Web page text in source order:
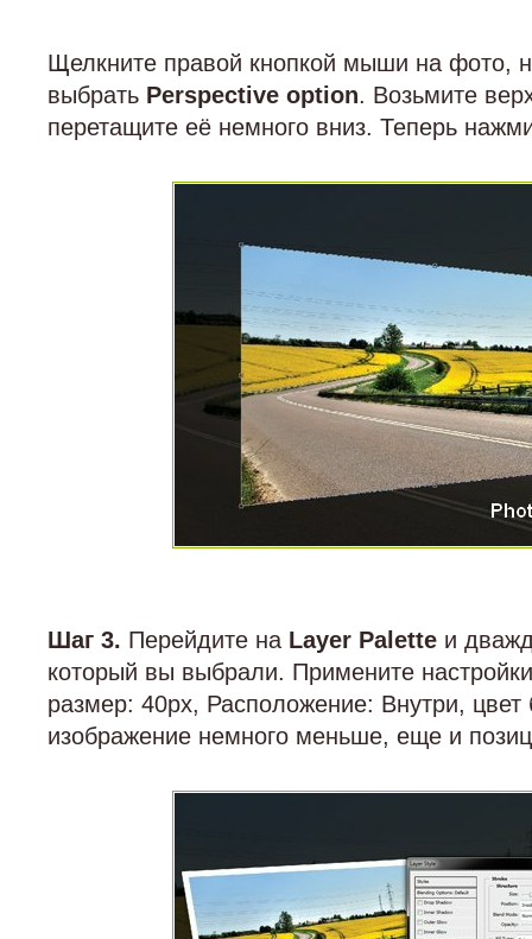
Щелкните правой кнопкой мыши на фото,
выбрать Perspective option. Возьмите
перетащите её немного вниз. Теперь
Шаг 3. Перейдите на Layer Palette и
который вы выбрали. Примените
размер: 40px, Расположение: Внутри,
изображение немного меньше, еще и